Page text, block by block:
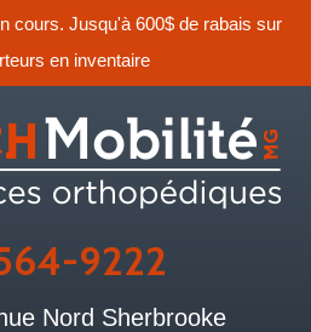
cours. Jusqu'à 600$ de rabais sur
en inventaire
9222
Nord Sherbrooke